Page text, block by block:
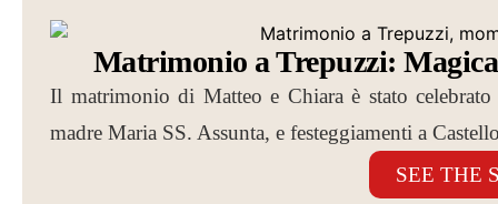
Matrimonio a Trepuzzi:
Il matrimonio di Matteo e Chiara è stato
madre Maria SS. Assunta, e festeggiamenti a
SEE THE